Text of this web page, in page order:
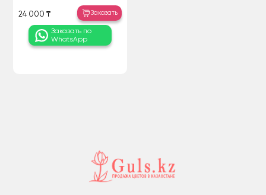
24 000 ₸ Заказать
Заказать по
WhatsApp